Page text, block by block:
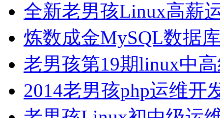
全新老男孩Linux高薪
炼数成金MySQL数据
老男孩第19期linux中
2014老男孩php运维开